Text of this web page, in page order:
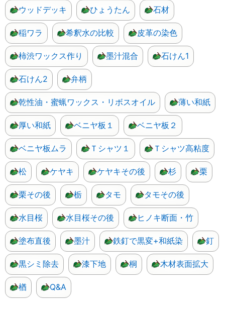
ウッドデッキ ひょうたん 石材
稲ワラ 希釈水の比較 皮革の染色
柿渋ワックス作り 墨汁混合 石けん1
石けん2 弁柄
乾性油・蜜蝋ワックス・リボスオイル 薄い和紙
厚い和紙 ベニヤ板１ ベニヤ板２
ベニヤ板ムラ Ｔシャツ１ Ｔシャツ高粘度
松 ケヤキ ケヤキその後 杉 栗
栗その後 栃 タモ タモその後
水目桜 水目桜その後 ヒノキ断面・竹
塗布直後 墨汁 鉄釘で黒変+和紙染 釘
黒シミ除去 漆下地 桐 木材表面拡大
楢 Q&A